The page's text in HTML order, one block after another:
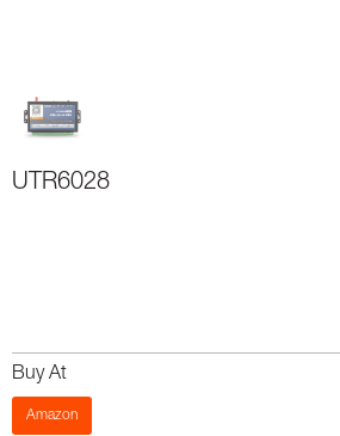
UTR6028
Buy At
Amazon